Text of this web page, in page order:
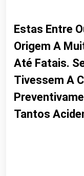
Estas Entre
Origem A
Até Fatais.
Tivessem A
Tantos